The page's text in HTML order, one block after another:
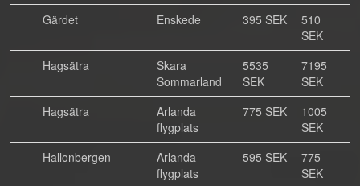
Gärdet
Enskede 395 SEK
510
SEK
Hagsätra
Skara
Sommarland
5535
SEK
7195
SEK
Hagsätra
Arlanda
flygplats
775 SEK
1005
SEK
Hallonbergen
Arlanda
flygplats
595 SEK
775
SEK